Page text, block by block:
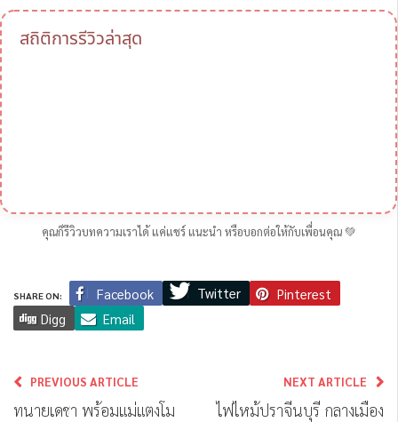
สถิติการรีวิวล่าสุด
คุณก็รีวิวบทความเราได้ แค่แชร์ แนะนำ หรือบอกต่อให้กับเพื่อนคุณ 💚
SHARE ON: Facebook Twitter
Pinterest
Digg
Email
PREVIOUS ARTICLE
ทนายเดชา พร้อมแม่แตงโม
NEXT ARTICLE
ไฟไหม้ปราจีนบุรี กลางเมือง